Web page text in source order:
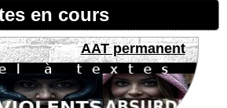
en cours
AAT permanent